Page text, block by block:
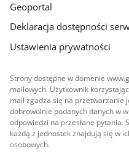
Geoportal
Deklaracja dostępności
Ustawienia prywatności
Strony dostępne w domenie
mailowych. Użytkownik
mail zgadza się na przetwarzanie
dobrowolnie podanych danych w
odpowiedzi na przesłane pytania.
każdą z jednostek znajdują się w
osobowych.